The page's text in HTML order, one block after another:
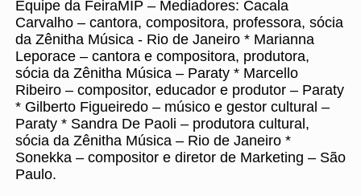
Equipe da FeiraMIP – Mediadores: Cacala
Carvalho – cantora, compositora, professora, sócia
da Zênitha Música - Rio de Janeiro * Marianna
Leporace – cantora e compositora, produtora,
sócia da Zênitha Música – Paraty * Marcello
Ribeiro – compositor, educador e produtor – Paraty
* Gilberto Figueiredo – músico e gestor cultural –
Paraty * Sandra De Paoli – produtora cultural,
sócia da Zênitha Música – Rio de Janeiro *
Sonekka – compositor e diretor de Marketing – São
Paulo.